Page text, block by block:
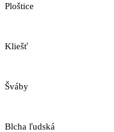
Ploštice
Kliešť
Šváby
Blcha ľudská